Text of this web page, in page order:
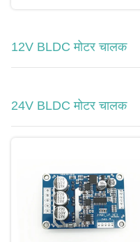
12V BLDC मोटर चालक
24V BLDC मोटर चालक